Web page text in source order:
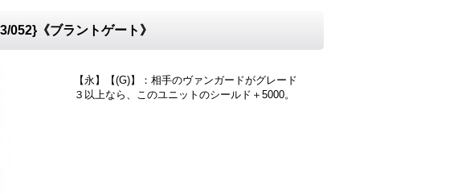
052}《ブラントゲート》
【永】【(G)】：相手のヴァンガードがグレード
３以上なら、このユニットのシールド＋5000。